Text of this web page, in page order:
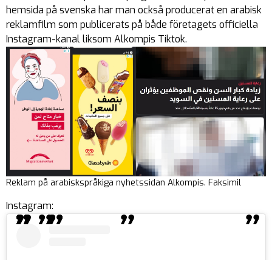
hemsida på svenska har man också producerat en arabisk
reklamfilm som publicerats på både företagets officiella
Instagram-kanal liksom Alkompis Tiktok.
Reklam på arabiskspråkiga nyhetssidan Alkompis. Faksimil
Instagram: